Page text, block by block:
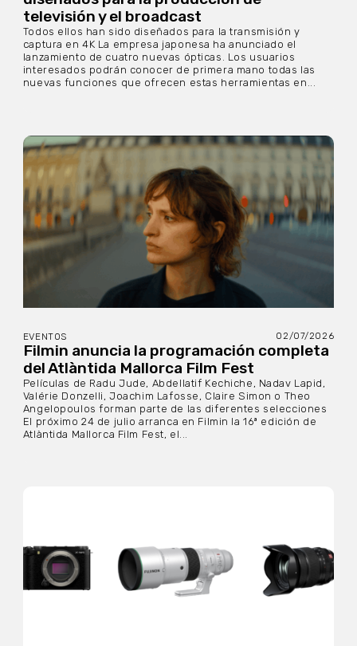
televisión y el broadcast
Todos ellos han sido diseñados para la transmisión y
captura en 4K La empresa japonesa ha anunciado el
lanzamiento de cuatro nuevas ópticas. Los usuarios
interesados podrán conocer de primera mano todas las
nuevas funciones que ofrecen estas herramientas en...
EVENTOS 02/07/2026
Filmin anuncia la programación completa
del Atlàntida Mallorca Film Fest
Películas de Radu Jude, Abdellatif Kechiche, Nadav Lapid,
Valérie Donzelli, Joachim Lafosse, Claire Simon o Theo
Angelopoulos forman parte de las diferentes selecciones
El próximo 24 de julio arranca en Filmin la 16ª edición de
Atlàntida Mallorca Film Fest, el...